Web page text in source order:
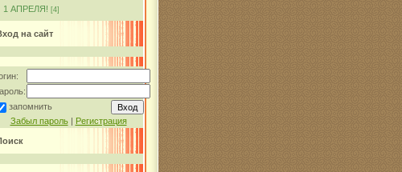
1 АПРЕЛЯ! [4]
на сайт
запомнить
Забыл пароль| Регистрация